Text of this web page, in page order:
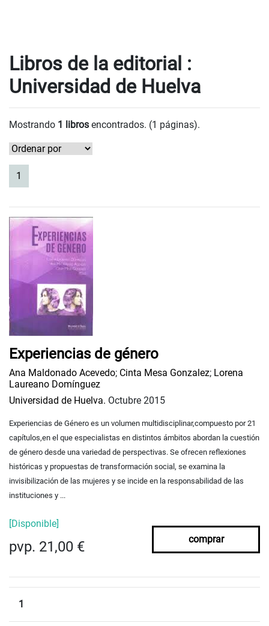
Libros de la editorial :
Universidad de Huelva
Mostrando 1 libros encontrados. (1 páginas).
1
Experiencias de género
Ana Maldonado Acevedo; Cinta Mesa Gonzalez; Lorena
Laureano Domínguez
Universidad de Huelva. Octubre 2015
Experiencias de Género es un volumen multidisciplinar,compuesto por 21
capítulos,en el que especialistas en distintos ámbitos abordan la cuestión
de género desde una variedad de perspectivas. Se ofrecen reflexiones
históricas y propuestas de transformación social, se examina la
invisibilización de las mujeres y se incide en la responsabilidad de las
instituciones y ...
[Disponible]
pvp. 21,00 € comprar
1